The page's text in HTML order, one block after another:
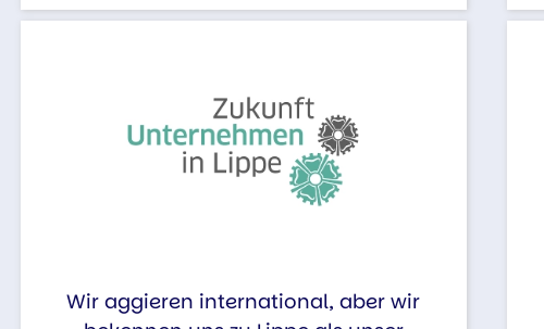
Wir aggieren international, aber wir